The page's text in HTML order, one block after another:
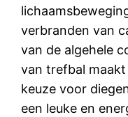
verbranden van
van de algehele
van trefbal
keuze voor
een leuke en